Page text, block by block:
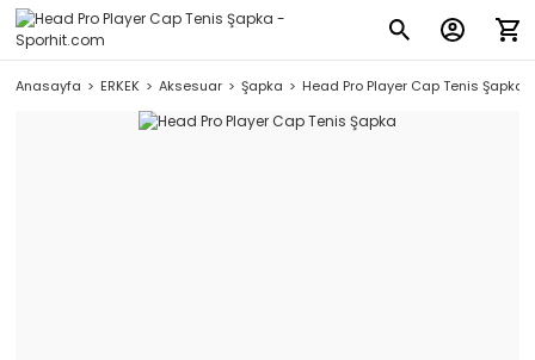
Anasayfa ERKEK Aksesuar Şapka Head Pro Player Cap Tenis Şapka